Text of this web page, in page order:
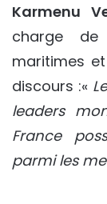
Karmenu
charge de
maritimes
discours :«
leaders
France
parmi les